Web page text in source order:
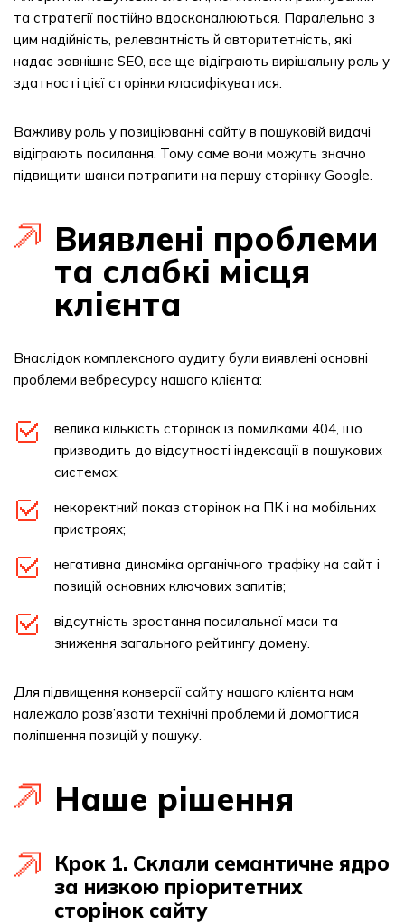
та стратегії постійно вдосконалюються. Паралельно з
цим надійність, релевантність й авторитетність, які
надає зовнішнє SEO, все ще відіграють вирішальну роль у
здатності цієї сторінки класифікуватися.
Важливу роль у позиціюванні сайту в пошуковій видачі
відіграють посилання. Тому саме вони можуть значно
підвищити шанси потрапити на першу сторінку Google.
Виявлені проблеми
та слабкі місця
клієнта
Внаслідок комплексного аудиту були виявлені основні
проблеми вебресурсу нашого клієнта:
велика кількість сторінок із помилками 404, що
призводить до відсутності індексації в пошукових
системах;
некоректний показ сторінок на ПК і на мобільних
пристроях;
негативна динаміка органічного трафіку на сайт і
позицій основних ключових запитів;
відсутність зростання посилальної маси та
зниження загального рейтингу домену.
Для підвищення конверсії сайту нашого клієнта нам
належало розв’язати технічні проблеми й домогтися
поліпшення позицій у пошуку.
Наше рішення
Крок 1. Склали семантичне ядро
за низкою пріоритетних
сторінок сайту